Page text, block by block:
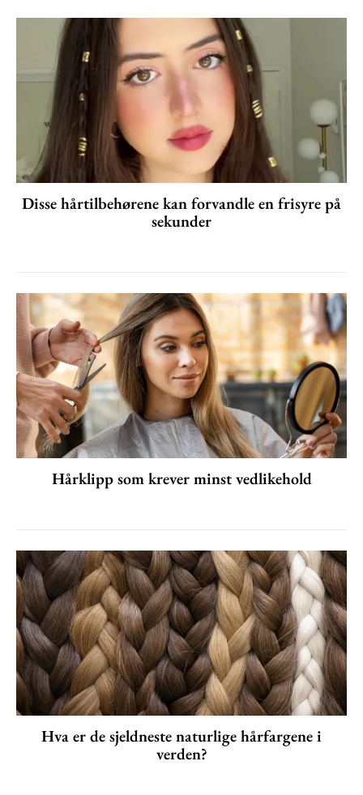
Disse hårtilbehørene kan forvandle en frisyre på
sekunder
Hårklipp som krever minst vedlikehold
Hva er de sjeldneste naturlige hårfargene i
verden?